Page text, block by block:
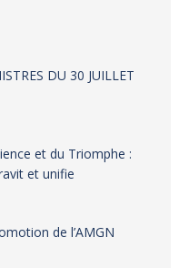
DU 30 JUILLET
et du Triomphe :
et unifie
de l’AMGN